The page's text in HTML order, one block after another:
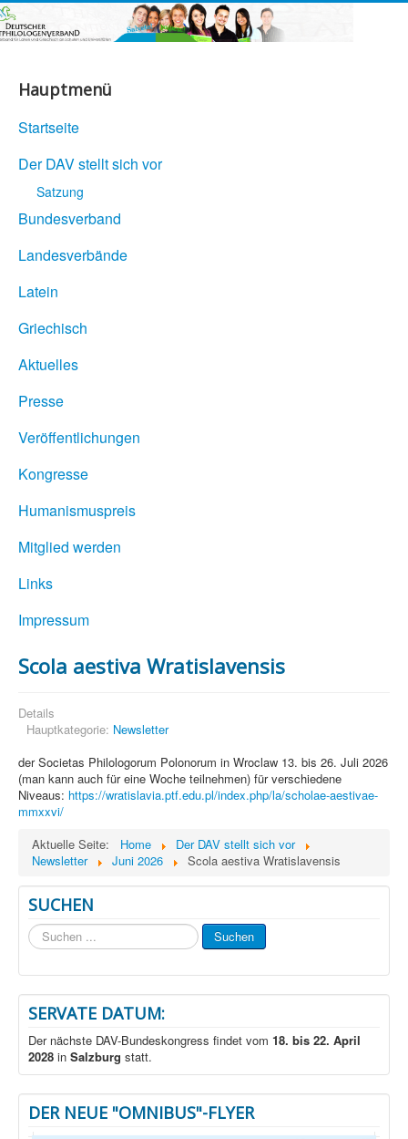
Hauptmenü
Startseite
Der DAV stellt sich vor
Satzung
Bundesverband
Landesverbände
Latein
Griechisch
Aktuelles
Presse
Veröffentlichungen
Kongresse
Humanismuspreis
Mitglied werden
Links
Impressum
Scola aestiva Wratislavensis
Details
Hauptkategorie: Newsletter
der Societas Philologorum Polonorum in Wroclaw 13. bis 26. Juli 2026
(man kann auch für eine Woche teilnehmen) für verschiedene
Niveaus: https://wratislavia.ptf.edu.pl/index.php/la/scholae-aestivae-
mmxxvi/
Aktuelle Seite:
Home
Der DAV stellt sich vor
Newsletter
Juni 2026 Scola aestiva Wratislavensis
SUCHEN
Suchen
...
Suchen
SERVATE DATUM:
Der nächste DAV-Bundeskongress findet vom 18. bis 22. April
2028 in Salzburg statt.
DER NEUE "OMNIBUS"-FLYER